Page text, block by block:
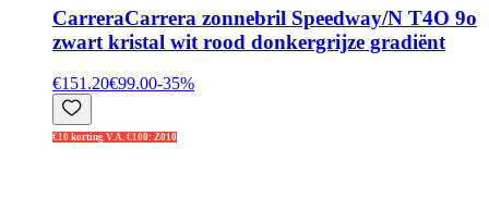
CarreraCarrera zonnebril Speedway/N T4O 9o
zwart kristal wit rood donkergrijze gradiënt
€151.20€99.00-35%
€10 korting V.A. €100: Z010